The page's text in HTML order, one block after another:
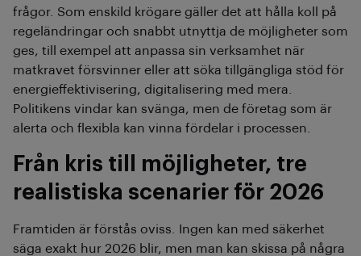
frågor. Som enskild krögare gäller det att hålla koll på
regeländringar och snabbt utnyttja de möjligheter som
ges, till exempel att anpassa sin verksamhet när
matkravet försvinner eller att söka tillgängliga stöd för
energieffektivisering, digitalisering med mera.
Politikens vindar kan svänga, men de företag som är
alerta och flexibla kan vinna fördelar i processen.
Från kris till möjligheter, tre
realistiska scenarier för 2026
Framtiden är förstås oviss. Ingen kan med säkerhet
säga exakt hur 2026 blir, men man kan skissa på några